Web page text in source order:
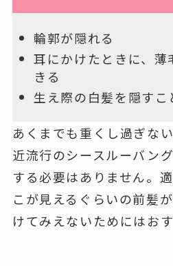
輪郭が隠れる
耳にかけたときに、薄
きる
生え際の白髪を隠すこ
あくまでも重くし過ぎな
近流行のシースルーバン
する必要はありません。
こが見えるぐらいの前髪
けてみえないためにはお